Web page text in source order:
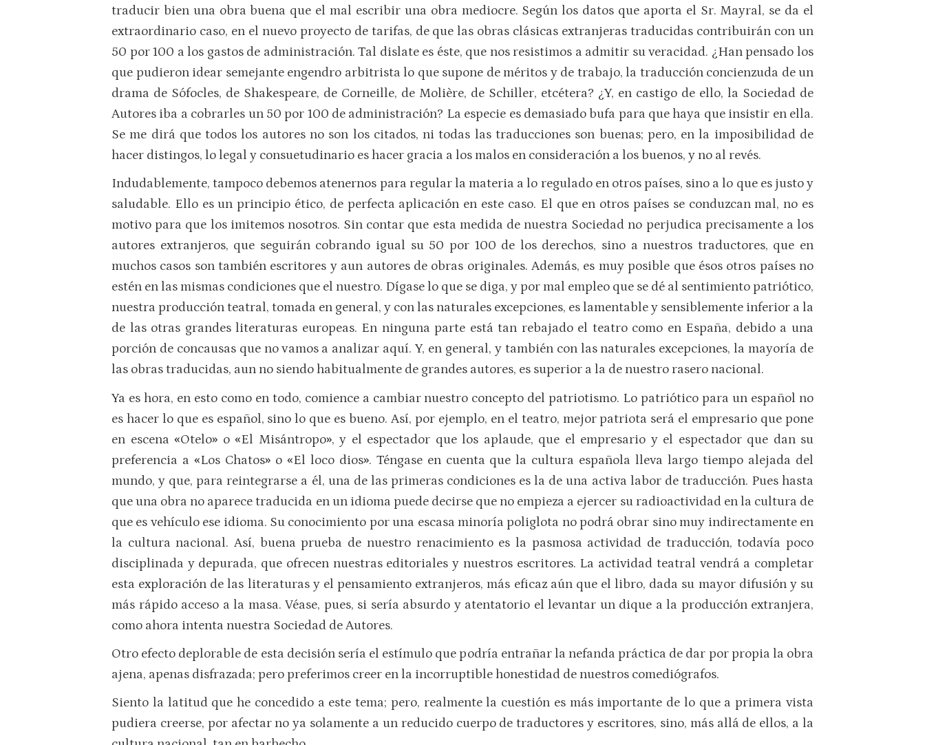
traducir bien una obra buena que el mal escribir una obra mediocre. Según los datos que aporta el Sr. Mayral, se da el
extraordinario caso, en el nuevo proyecto de tarifas, de que las obras clásicas extranjeras traducidas contribuirán con un
50 por 100 a los gastos de administración. Tal dislate es éste, que nos resistimos a admitir su veracidad. ¿Han pensado los
que pudieron idear semejante engendro arbitrista lo que supone de méritos y de trabajo, la traducción concienzuda de un
drama de Sófocles, de Shakespeare, de Corneille, de Molière, de Schiller, etcétera? ¿Y, en castigo de ello, la Sociedad de
Autores iba a cobrarles un 50 por 100 de administración? La especie es demasiado bufa para que haya que insistir en ella.
Se me dirá que todos los autores no son los citados, ni todas las traducciones son buenas; pero, en la imposibilidad de
hacer distingos, lo legal y consuetudinario es hacer gracia a los malos en consideración a los buenos, y no al revés.
Indudablemente, tampoco debemos atenernos para regular la materia a lo regulado en otros países, sino a lo que es justo y
saludable. Ello es un principio ético, de perfecta aplicación en este caso. El que en otros países se conduzcan mal, no es
motivo para que los imitemos nosotros. Sin contar que esta medida de nuestra Sociedad no perjudica precisamente a los
autores extranjeros, que seguirán cobrando igual su 50 por 100 de los derechos, sino a nuestros traductores, que en
muchos casos son también escritores y aun autores de obras originales. Además, es muy posible que ésos otros países no
estén en las mismas condiciones que el nuestro. Dígase lo que se diga, y por mal empleo que se dé al sentimiento patriótico,
nuestra producción teatral, tomada en general, y con las naturales excepciones, es lamentable y sensiblemente inferior a la
de las otras grandes literaturas europeas. En ninguna parte está tan rebajado el teatro como en España, debido a una
porción de concausas que no vamos a analizar aquí. Y, en general, y también con las naturales excepciones, la mayoría de
las obras traducidas, aun no siendo habitualmente de grandes autores, es superior a la de nuestro rasero nacional.
Ya es hora, en esto como en todo, comience a cambiar nuestro concepto del patriotismo. Lo patriótico para un español no
es hacer lo que es español, sino lo que es bueno. Así, por ejemplo, en el teatro, mejor patriota será el empresario que pone
en escena «Otelo» o «El Misántropo», y el espectador que los aplaude, que el empresario y el espectador que dan su
preferencia a «Los Chatos»o «El loco dios». Téngase en cuenta que la cultura española lleva largo tiempo alejada del
mundo, y que, para reintegrarse a él, una de las primeras condiciones es la de una activa labor de traducción. Pues hasta
que una obra no aparece traducida en un idioma puede decirse que no empieza a ejercer su radioactividad en la cultura de
que es vehículo ese idioma. Su conocimiento por una escasa minoría poliglota no podrá obrar sino muy indirectamente en
la cultura nacional. Así, buena prueba de nuestro renacimiento es la pasmosa actividad de traducción, todavía poco
disciplinada y depurada, que ofrecen nuestras editoriales y nuestros escritores. La actividad teatral vendrá a completar
esta exploración de las literaturas y el pensamiento extranjeros, más eficaz aún que el libro, dada su mayor difusión y su
más rápido acceso a la masa. Véase, pues, si sería absurdo y atentatorio el levantar un dique a la producción extranjera,
como ahora intenta nuestra Sociedad de Autores.
Otro efecto deplorable de esta decisión sería el estímulo que podría entrañar la nefanda práctica de dar por propia la obra
ajena, apenas disfrazada; pero preferimos creer en la incorruptible honestidad de nuestros comediógrafos.
Siento la latitud que he concedido a este tema; pero, realmente la cuestión es más importante de lo que a primera vista
pudiera creerse, por afectar no ya solamente a un reducido cuerpo de traductores y escritores, sino, más allá de ellos, a la